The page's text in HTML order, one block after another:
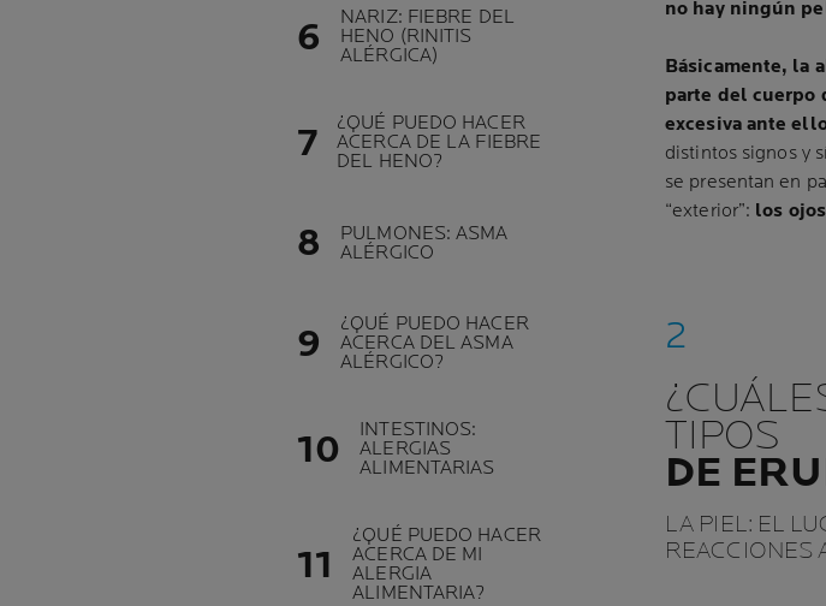
NARIZ: FIEBRE DEL
HENO (RINITIS
ALÉRGICA)
¿QUÉ PUEDO HACER
ACERCA DE LA FIEBRE
DEL HENO?
PULMONES: ASMA
ALÉRGICO
¿QUÉ PUEDO HACER
ACERCA DEL ASMA
ALÉRGICO?
INTESTINOS:
ALERGIAS
ALIMENTARIAS
¿QUÉ PUEDO HACER
ACERCA DE MI
ALERGIA
ALIMENTARIA?
no hay ningún
Básicamente, la
parte del cuerpo
excesiva ante
distintos signos y
se presentan en
“exterior”: los
TIPOS
DE
LA PIEL: EL
REACCIONES